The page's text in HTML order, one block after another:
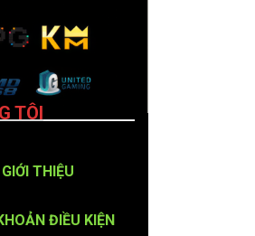
TÔI
GIỚI THIỆU
ĐIỀU KIỆN